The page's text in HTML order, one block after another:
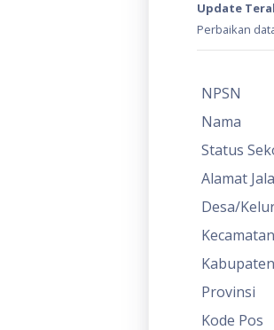
Update
Perbaikan
NPSN
Nama
Status
Alamat
Desa/
Kecamatan
Provinsi
Kode Pos